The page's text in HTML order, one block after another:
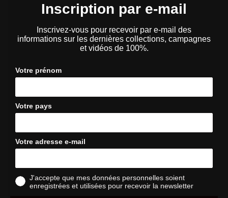
Inscription par e-mail
Inscrivez-vous pour recevoir par e-mail des
informations sur les dernières collections, campagnes
et vidéos de 100%.
Votre prénom
Votre pays
Votre adresse e-mail
J'accepte que mes données personnelles soient
enregistrées et utilisées pour recevoir la newsletter